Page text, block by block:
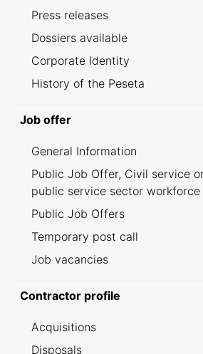
Press releases
Dossiers available
Corporate Identity
History of the Peseta
Job offer
General Information
Public Job Offer, Civil service
public service sector workforce
Public Job Offers
Temporary post call
Job vacancies
Contractor profile
Acquisitions
Disposals